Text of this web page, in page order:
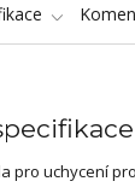
pro uchycení